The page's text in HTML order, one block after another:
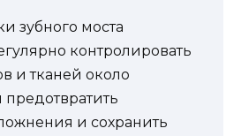
зубного моста
контролировать
и тканей около
предотвратить
и сохранить